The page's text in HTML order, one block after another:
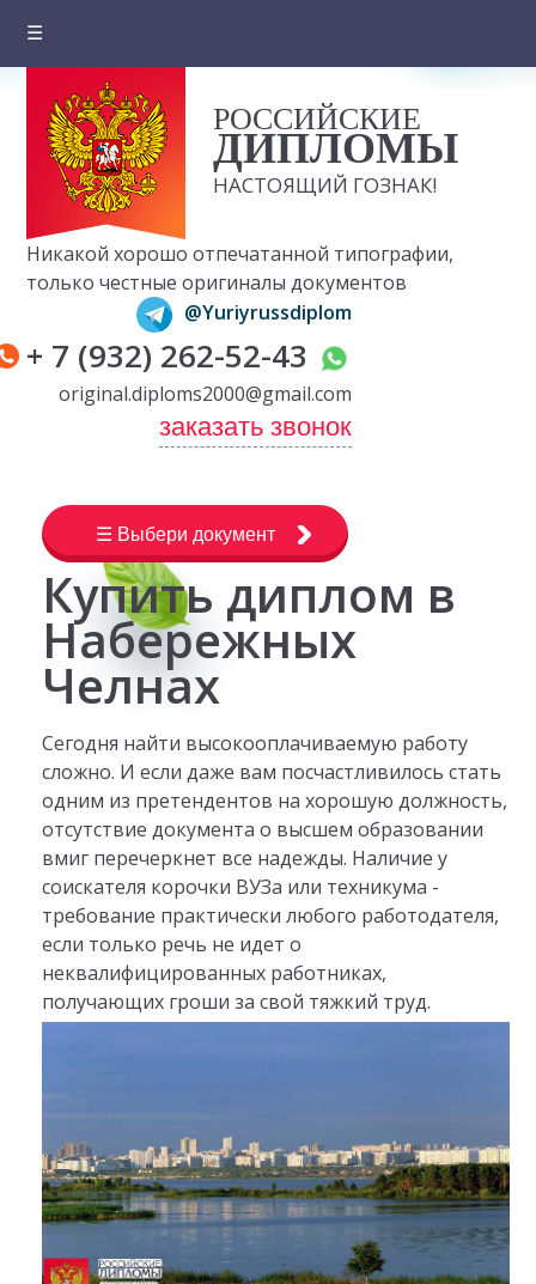
☰
О компании
Цены на документы
Вопросы и ответы
Отзывы клиентов
Оплата и доставка
Контакты
РОССИЙСКИЕ
ДИПЛОМЫ
НАСТОЯЩИЙ ГОЗНАК!
Никакой хорошо отпечатанной типографии,
только честные оригиналы документов
@Yuriyrussdiplom
+ 7 (932) 262-52-43
original.diploms2000@gmail.com
заказать звонок
☰ Выбери документ
Купить диплом в
Набережных
Челнах
Сегодня найти высокооплачиваемую работу
сложно. И если даже вам посчастливилось стать
одним из претендентов на хорошую должность,
отсутствие документа о высшем образовании
вмиг перечеркнет все надежды. Наличие у
соискателя корочки ВУЗа или техникума -
требование практически любого работодателя,
если только речь не идет о
неквалифицированных работниках,
получающих гроши за свой тяжкий труд.